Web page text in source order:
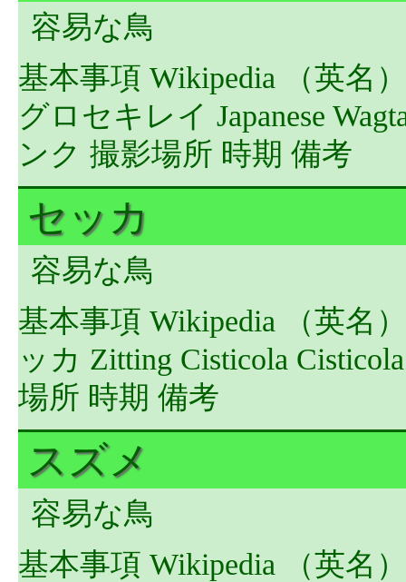
容易な鳥
基本事項 Wikipedia （英名
グロセキレイ Japanese
ンク 撮影場所 時期 備考
セッカ
容易な鳥
基本事項 Wikipedia （英名
ッカ Zitting Cisticola
場所 時期 備考
スズメ
容易な鳥
基本事項 Wikipedia （英名